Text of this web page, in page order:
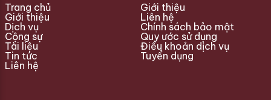
Trang chủ
Giới thiệu
Dịch vụ
Cộng sự
Tài liệu
Tin tức
Liên hệ
Giới thiệu
Liên hệ
Chính sách bảo mật
Quy ước sử dụng
Điều khoản dịch vụ
Tuyển dụng